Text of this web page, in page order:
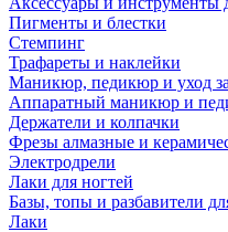
Пигменты и блестки
Стемпинг
Трафареты и наклейки
Маникюр, педикюр и уход
Аппаратный маникюр и
Держатели и колпачки
Фрезы алмазные и
Электродрели
Лаки для ногтей
Базы, топы и разбавители
Лаки